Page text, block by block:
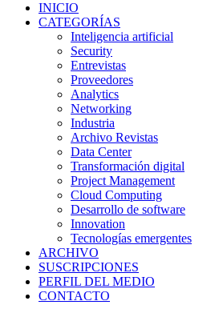
INICIO
CATEGORÍAS
Inteligencia artificial
Security
Entrevistas
Proveedores
Analytics
Networking
Industria
Archivo Revistas
Data Center
Transformación digital
Project Management
Cloud Computing
Desarrollo de software
Innovation
Tecnologías emergentes
ARCHIVO
SUSCRIPCIONES
PERFIL DEL MEDIO
CONTACTO